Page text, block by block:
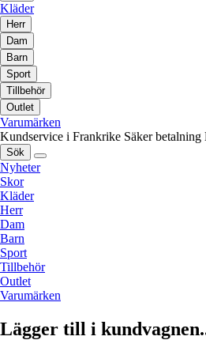
Kläder
Herr
Dam
Barn
Sport
Tillbehör
Outlet
Varumärken
Kundservice i Frankrike Säker betalning
Sök
Nyheter
Skor
Kläder
Herr
Dam
Barn
Sport
Tillbehör
Outlet
Varumärken
Lägger till i